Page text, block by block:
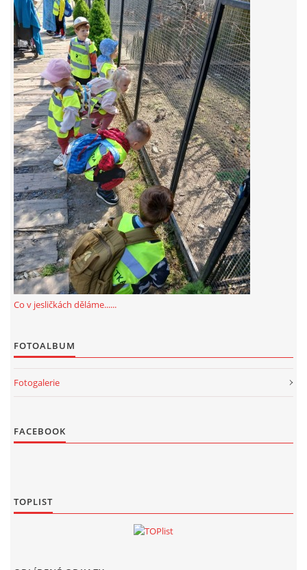
© 2026 eStránky.cz
Co v jesličkách děláme......
FOTOALBUM
Fotogalerie
FACEBOOK
TOPLIST